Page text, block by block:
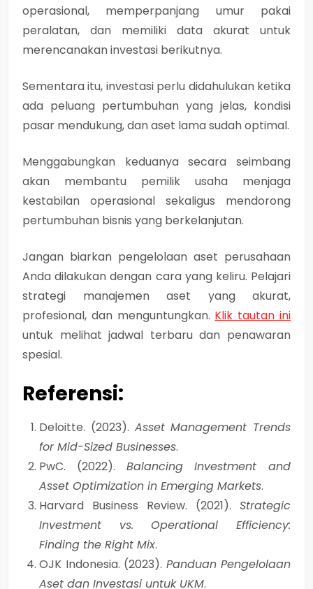
operasional, memperpanjang umur pakai
peralatan, dan memiliki data akurat untuk
merencanakan investasi berikutnya.
Sementara itu, investasi perlu didahulukan ketika
ada peluang pertumbuhan yang jelas, kondisi
pasar mendukung, dan aset lama sudah optimal.
Menggabungkan keduanya secara seimbang
akan membantu pemilik usaha menjaga
kestabilan operasional sekaligus mendorong
pertumbuhan bisnis yang berkelanjutan.
Jangan biarkan pengelolaan aset perusahaan
Anda dilakukan dengan cara yang keliru. Pelajari
strategi manajemen aset yang akurat,
profesional, dan menguntungkan. Klik tautan ini
untuk melihat jadwal terbaru dan penawaran
spesial.
Referensi:
Deloitte. (2023). Asset Management Trends
for Mid-Sized Businesses.
PwC. (2022). Balancing Investment and
Asset Optimization in Emerging Markets.
Harvard Business Review. (2021). Strategic
Investment vs. Operational Efficiency:
Finding the Right Mix.
OJK Indonesia. (2023). Panduan Pengelolaan
Aset dan Investasi untuk UKM.